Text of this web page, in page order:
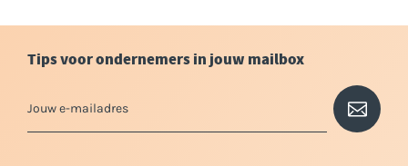
Tips voor ondernemers in jouw mailbox